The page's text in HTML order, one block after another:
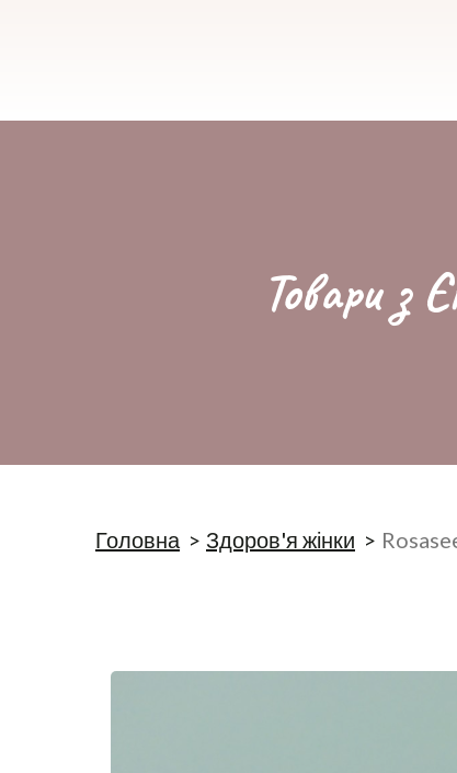
Товари з
Головна Здоров'я жінки